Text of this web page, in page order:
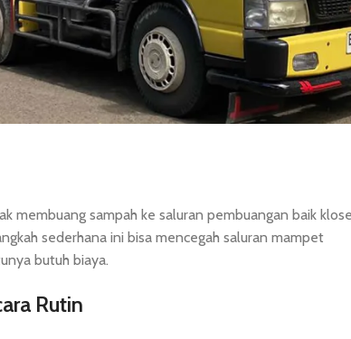
maupun gedung bangunan agar tetap lancar dan
membuang sampah ke saluran pembuangan baik
sederhana ini bisa mencegah saluran mampet
butuh biaya.
Rutin